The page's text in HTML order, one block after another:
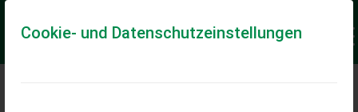
Cookie- und Datenschutzeinstellungen